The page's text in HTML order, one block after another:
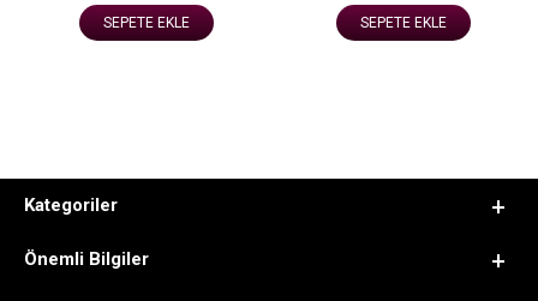
SEPETE EKLE SEPETE EKLE
Kategoriler
Önemli Bilgiler